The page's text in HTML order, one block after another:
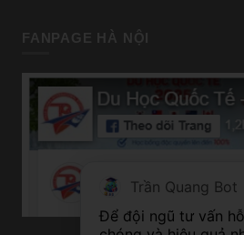
FANPAGE HÀ NỘI
Trần Quang Bot
Để đội ngũ tư vấn